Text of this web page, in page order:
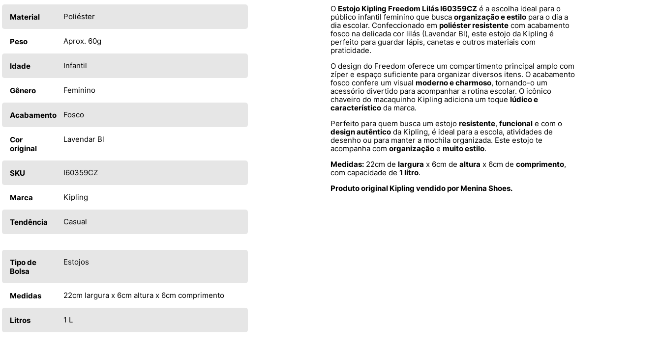
Material Poliéster
Peso Aprox. 60g
Idade Infantil
Gênero Feminino
Acabamento Fosco
Cor
original
Lavendar Bl
SKU I60359CZ
Marca Kipling
Tendência Casual
Tipo de
Bolsa
Estojos
Medidas 22cm largura x 6cm altura x 6cm comprimento
Litros 1 L
O Estojo Kipling Freedom Lilás I60359CZ é a escolha ideal para o
público infantil feminino que busca organização e estilo para o dia a
dia escolar. Confeccionado em poliéster resistente com acabamento
fosco na delicada cor lilás (Lavendar Bl), este estojo da Kipling é
perfeito para guardar lápis, canetas e outros materiais com
praticidade.
O design do Freedom oferece um compartimento principal amplo com
zíper e espaço suficiente para organizar diversos itens. O acabamento
fosco confere um visual moderno e charmoso, tornando-o um
acessório divertido para acompanhar a rotina escolar. O icônico
chaveiro do macaquinho Kipling adiciona um toque lúdico e
característico da marca.
Perfeito para quem busca um estojo resistente, funcional e com o
design autêntico da Kipling, é ideal para a escola, atividades de
desenho ou para manter a mochila organizada. Este estojo te
acompanha com organização e muito estilo.
Medidas: 22cm de largura x 6cm de altura x 6cm de comprimento,
com capacidade de 1 litro.
Produto original Kipling vendido por Menina Shoes.